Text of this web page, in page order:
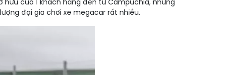
của 1 khách hàng đến từ Campuchia, nhưng
đại gia chơi xe megacar rất nhiều.